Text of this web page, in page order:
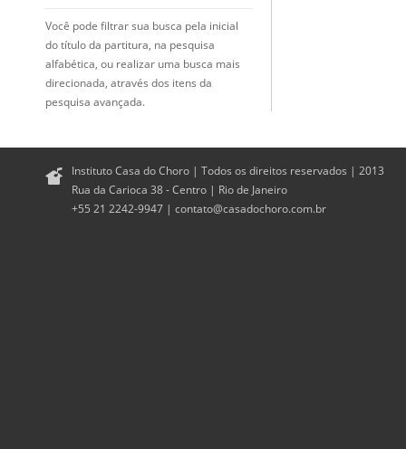
Você pode filtrar sua busca pela inicial
do título da partitura, na pesquisa
alfabética, ou realizar uma busca mais
direcionada, através dos itens da
pesquisa avançada.
Instituto Casa do Choro | Todos os direitos reservados | 2013
Rua da Carioca 38 - Centro | Rio de Janeiro
+55 21 2242-9947 | contato@casadochoro.com.br